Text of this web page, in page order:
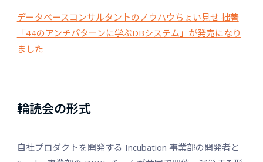
データベースコンサルタントのノウハウちょい見せ 拙著
「44のアンチパターンに学ぶDBシステム」が発売になり
ました
輪読会の形式
自社プロダクトを開発する Incubation 事業部の開発者と